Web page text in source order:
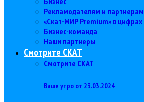
Рекламодателям и партнерам
«Скат-МИР Premium» в цифрах
Бизнес-команда
Наши партнеры
Смотрите СКАТ
Смотрите СКАТ
Ваше утро от 23.03.2024